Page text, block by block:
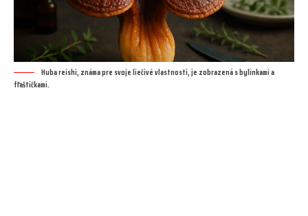
Huba reishi, známa pre svoje liečivé vlastnosti, je zobrazená s bylinkami a
fľaštičkami.